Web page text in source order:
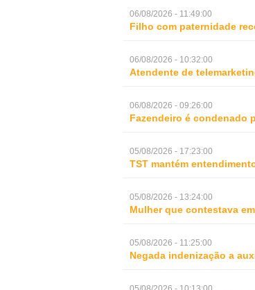
06/08/2026 - 11:49:00
Filho com paternidade
06/08/2026 - 10:32:00
Atendente de
06/08/2026 - 09:26:00
Fazendeiro é condenado
05/08/2026 - 17:23:00
TST mantém
05/08/2026 - 13:24:00
Mulher que contestava
05/08/2026 - 11:25:00
Negada indenização a